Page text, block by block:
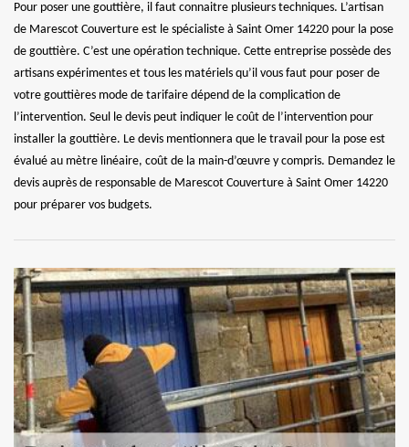
Pour poser une gouttière, il faut connaitre plusieurs techniques. L’artisan
de Marescot Couverture est le spécialiste à Saint Omer 14220 pour la pose
de gouttière. C’est une opération technique. Cette entreprise possède des
artisans expérimentes et tous les matériels qu’il vous faut pour poser de
votre gouttières mode de tarifaire dépend de la complication de
l’intervention. Seul le devis peut indiquer le coût de l’intervention pour
installer la gouttière. Le devis mentionnera que le travail pour la pose est
évalué au mètre linéaire, coût de la main-d’œuvre y compris. Demandez le
devis auprès de responsable de Marescot Couverture à Saint Omer 14220
pour préparer vos budgets.